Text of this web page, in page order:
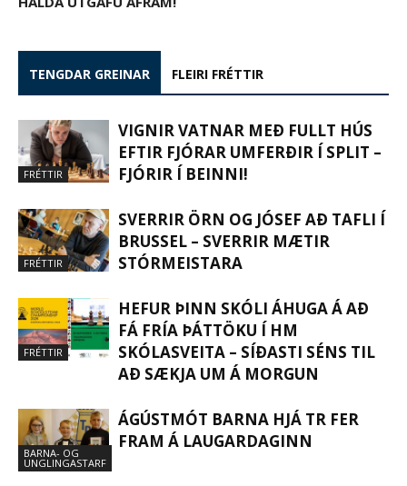
TENGDAR GREINAR FLEIRI FRÉTTIR
FRÉTTIR
VIGNIR VATNAR MEÐ FULLT HÚS
EFTIR FJÓRAR UMFERÐIR Í SPLIT –
FJÓRIR Í BEINNI!
FRÉTTIR
SVERRIR ÖRN OG JÓSEF AÐ TAFLI Í
BRUSSEL – SVERRIR MÆTIR
STÓRMEISTARA
FRÉTTIR
HEFUR ÞINN SKÓLI ÁHUGA Á AÐ
FÁ FRÍA ÞÁTTÖKU Í HM
SKÓLASVEITA – SÍÐASTI SÉNS TIL
AÐ SÆKJA UM Á MORGUN
BARNA- OG
UNGLINGASTARF
ÁGÚSTMÓT BARNA HJÁ TR FER
FRAM Á LAUGARDAGINN